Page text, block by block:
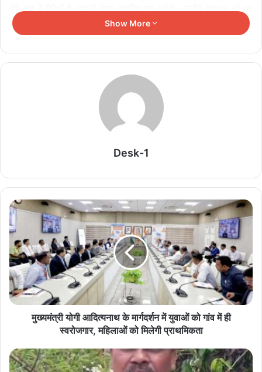
होंगे तथा वे विदेशों में प्रभावी संवाद स्थापित कर सकेंगे। उन्होंने संस्थान को इस
दिशा में नवाचारपूर्ण पहल करने के निर्देश दिए।
Related Articles
तीन वर्षीय रोलिंग बजट पर होगा फोकस
August 6, 2026
11वीं एवं 12वीं के विद्यार्थियों में कानूनी जागरूकता, राष्ट्रीय
सुरक्षा एवं सामाजिक उत्तरदायित्व विकसित करने हेतु प्रत्येक
शनिवार आयोजित होगा सामुदायिक पुलिसिंग कार्यक्रम
August 6, 2026
विगत 10 दिनों में प्रदेश में 2 करोड़ 40 लाख रुपये से अधिक
के मादक पदार्थ एवं अन्य संपत्ति जब्त
August 6, 2026
पारंपरिक संगीत, नृत्य और लोककलाओं के माध्यम से
August 6, 2026
Show More
Desk-1
मुख्यमंत्री योगी आदित्यनाथ के मार्गदर्शन में युवाओं को गांव में ही
स्वरोजगार, महिलाओं को मिलेगी प्राथमिकता